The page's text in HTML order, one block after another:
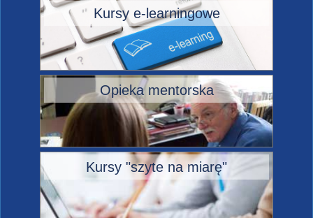
Kursy e-learningowe
Opieka mentorska
Kursy "szyte na miarę"